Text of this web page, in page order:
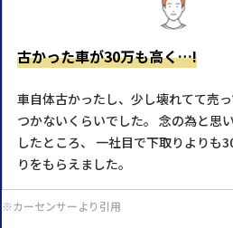
古かった車が30万も高く…!
車自体古かったし、少し壊れてて売
つかないくらいでした。 念の為と思
したところ、 一社目で下取りよりも
りをもらえました。
※カーセンサーより引用